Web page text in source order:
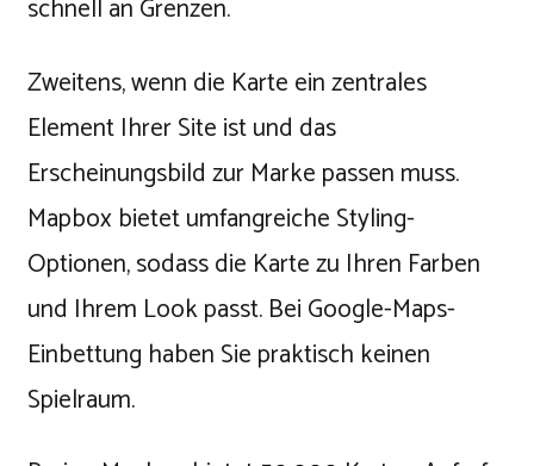
schnell an Grenzen.
Zweitens, wenn die Karte ein zentrales
Element Ihrer Site ist und das
Erscheinungsbild zur Marke passen muss.
Mapbox bietet umfangreiche Styling-
Optionen, sodass die Karte zu Ihren Farben
und Ihrem Look passt. Bei Google-Maps-
Einbettung haben Sie praktisch keinen
Spielraum.